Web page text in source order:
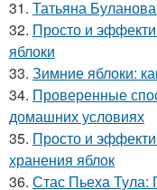
31. Татьяна
32. Просто и
яблоки
33. Зимние яблоки:
34. Проверенные
домашних условиях
35. Просто и
хранения яблок
36. Стас Пьеха Тула: